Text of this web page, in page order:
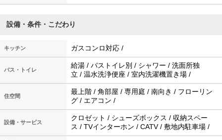
設備・条件・こだわり
キッチン ガスコンロ対応 /
バス・トイレ
給湯 / バストイレ別 / シャワー / 洗面所独
立 / 温水洗浄便座 / 室内洗濯機置き場 /
住空間
最上階 / 角部屋 / 専用庭 / 南向き / フローリン
グ / エアコン /
設備・サービス
クロゼット / シューズボックス / 収納スペー
ス / TVインターホン / CATV / 敷地内駐車場 /